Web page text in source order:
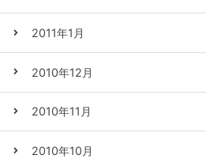
2011年1月
2010年12月
2010年11月
2010年10月